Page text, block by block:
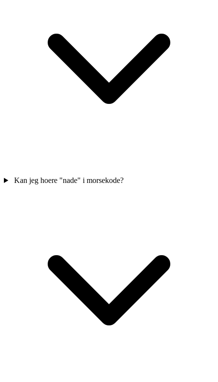
Kan jeg hoere "nade" i morsekode?